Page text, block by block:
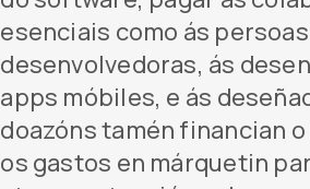
esenciais como ás persoas
desenvolvedoras, ás
apps móbiles, e ás
doazóns tamén financian
os gastos en márquetin